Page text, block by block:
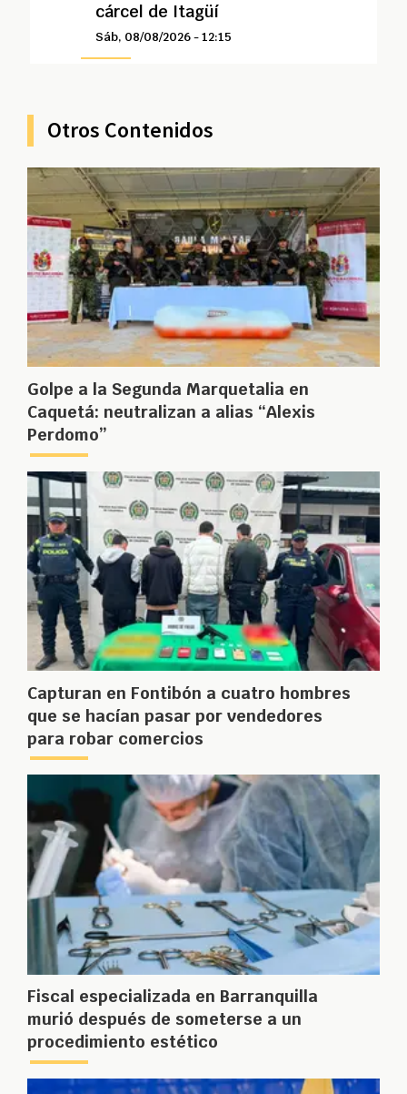
cárcel de Itagüí
Sáb, 08/08/2026 - 12:15
Otros Contenidos
Golpe a la Segunda Marquetalia en
Caquetá: neutralizan a alias “Alexis
Perdomo”
Capturan en Fontibón a cuatro hombres
que se hacían pasar por vendedores
para robar comercios
Fiscal especializada en Barranquilla
murió después de someterse a un
procedimiento estético